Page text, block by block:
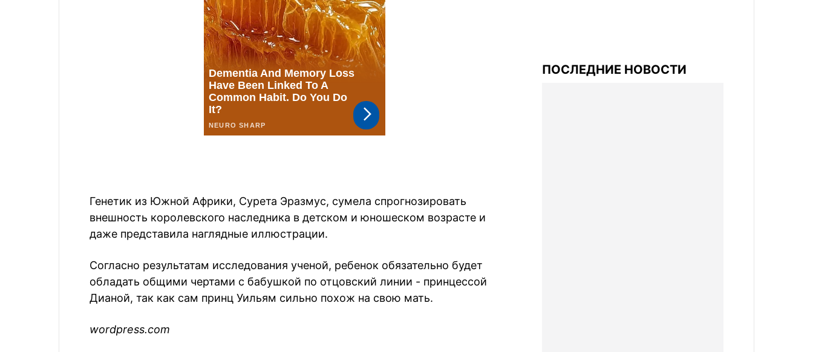
Генетик из Южной Африки, Сурета Эразмус, сумела спрогнозировать
внешность королевского наследника в детском и юношеском возрасте и
даже представила наглядные иллюстрации.
Согласно результатам исследования ученой, ребенок обязательно будет
обладать общими чертами с бабушкой по отцовский линии - принцессой
Дианой, так как сам принц Уильям сильно похож на свою мать.
wordpress.com
ПОСЛЕДНИЕ НОВОСТИ